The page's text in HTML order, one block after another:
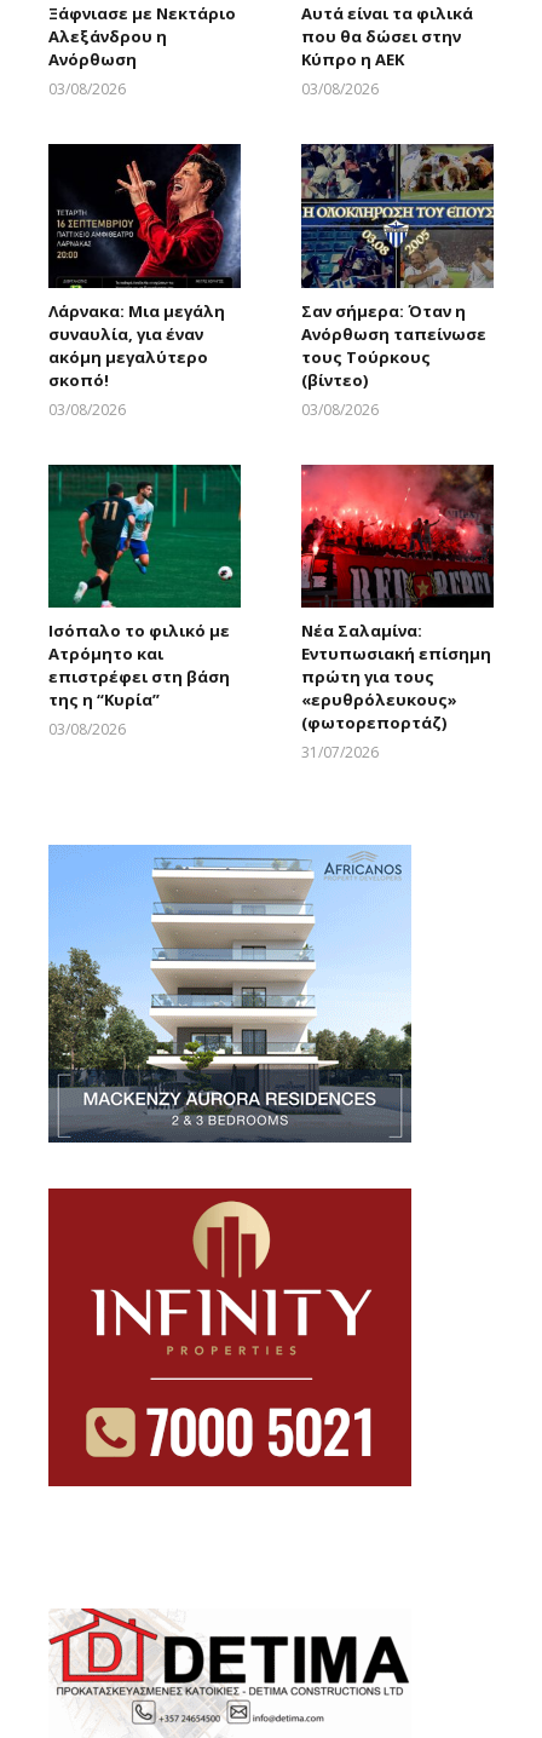
Ξάφνιασε με Νεκτάριο
Αλεξάνδρου η
Ανόρθωση
03/08/2026
Αυτά είναι τα φιλικά
που θα δώσει στην
Κύπρο η ΑΕΚ
03/08/2026
Λάρνακα: Μια μεγάλη
συναυλία, για έναν
ακόμη μεγαλύτερο
σκοπό!
03/08/2026
Σαν σήμερα: Όταν η
Ανόρθωση ταπείνωσε
τους Τούρκους
(βίντεο)
03/08/2026
Ισόπαλο το φιλικό με
Ατρόμητο και
επιστρέφει στη βάση
της η “Κυρία”
03/08/2026
Νέα Σαλαμίνα:
Εντυπωσιακή επίσημη
πρώτη για τους
«ερυθρόλευκους»
(φωτορεπορτάζ)
31/07/2026